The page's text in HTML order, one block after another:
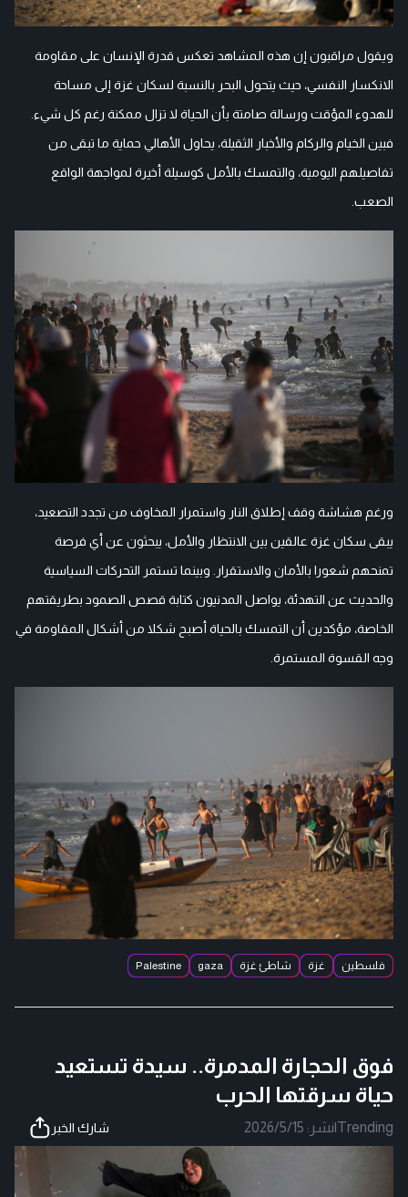
ويقول مراقبون إن هذه المشاهد تعكس قدرة الإنسان على مقاومة
الانكسار النفسي، حيث يتحول البحر بالنسبة لسكان غزة إلى مساحة
للهدوء المؤقت ورسالة صامتة بأن الحياة لا تزال ممكنة رغم كل شيء.
فبين الخيام والركام والأخبار الثقيلة، يحاول الأهالي حماية ما تبقى من
تفاصيلهم اليومية، والتمسك بالأمل كوسيلة أخيرة لمواجهة الواقع
الصعب.
ورغم هشاشة وقف إطلاق النار واستمرار المخاوف من تجدد التصعيد،
يبقى سكان غزة عالقين بين الانتظار والأمل، يبحثون عن أي فرصة
تمنحهم شعورا بالأمان والاستقرار. وبينما تستمر التحركات السياسية
والحديث عن التهدئة، يواصل المدنيون كتابة قصص الصمود بطريقتهم
الخاصة، مؤكدين أن التمسك بالحياة أصبح شكلا من أشكال المقاومة في
وجه القسوة المستمرة.
فلسطين غزة شاطئ غزة gaza
Palestine
فوق الحجارة المدمرة.. سيدة تستعيد
حياة سرقتها الحرب
Trending
|نشر: 2026/5/15 شارك الخبر